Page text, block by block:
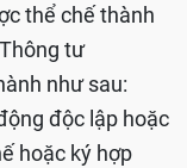
thể chế thành
tư
như sau:
độc lập hoặc
hoặc ký hợp